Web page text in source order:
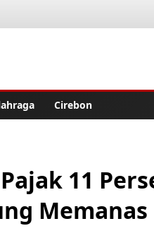
Cirebon
11
Memanas